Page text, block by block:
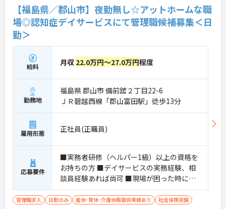
【福島県／郡山市】夜勤無し☆アットホームな職
場◎認知症デイサービスにて管理職候補募集＜日
勤＞
給料 月収 22.0万円～27.0万円程度
勤務地
福島県 郡山市 備前舘２丁目22-6
ＪＲ磐越西線「郡山富田駅」徒歩13分
雇用形態 正社員(正職員)
応募要件
■実務者研修（ヘルパー1級）以上の資格を
お持ちの方 ■デイサービスの実務経験、相
談員経験あれば尚可 ■現場が困った時に率
先して勤務出来る方 ■半年くらいでポジシ
ョンにつける方
管理職求人 日勤のみ 産休･育休･介護休暇取得実績あり 社会保険完備